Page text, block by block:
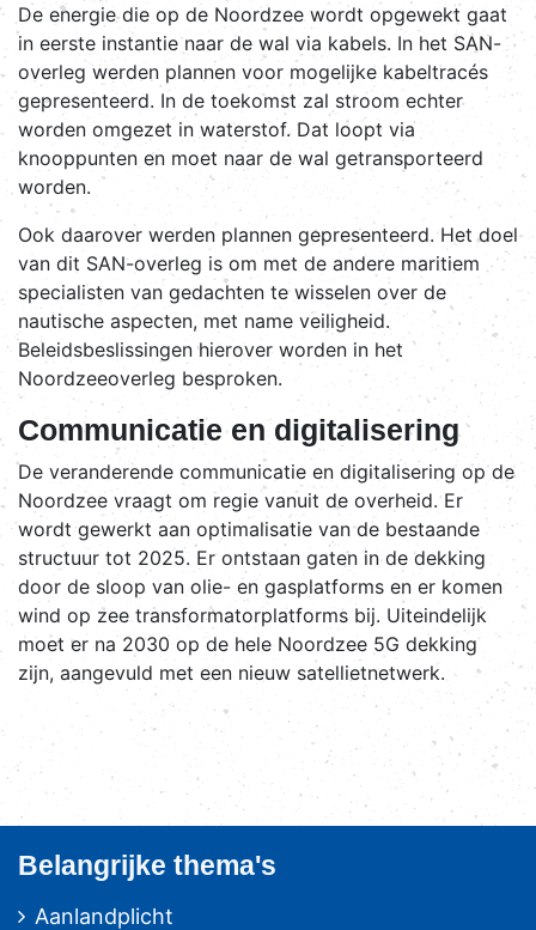
De energie die op de Noordzee wordt opgewekt gaat
in eerste instantie naar de wal via kabels. In het SAN-
overleg werden plannen voor mogelijke kabeltracés
gepresenteerd. In de toekomst zal stroom echter
worden omgezet in waterstof. Dat loopt via
knooppunten en moet naar de wal getransporteerd
worden.
Ook daarover werden plannen gepresenteerd. Het doel
van dit SAN-overleg is om met de andere maritiem
specialisten van gedachten te wisselen over de
nautische aspecten, met name veiligheid.
Beleidsbeslissingen hierover worden in het
Noordzeeoverleg besproken.
Communicatie en digitalisering
De veranderende communicatie en digitalisering op de
Noordzee vraagt om regie vanuit de overheid. Er
wordt gewerkt aan optimalisatie van de bestaande
structuur tot 2025. Er ontstaan gaten in de dekking
door de sloop van olie- en gasplatforms en er komen
wind op zee transformatorplatforms bij. Uiteindelijk
moet er na 2030 op de hele Noordzee 5G dekking
zijn, aangevuld met een nieuw satellietnetwerk.
Belangrijke thema's
Aanlandplicht